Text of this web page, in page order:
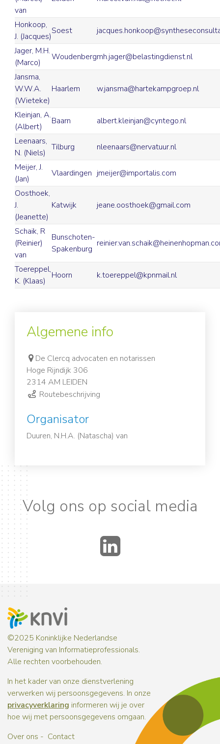
van
Honkoop,
J. (Jacques)
Soest
Jager, M.H.
(Marco)
Woudenbergmh.jager@belastingdienst.nl
Jansma,
W.W.A.
(Wieteke)
Haarlem w.jansma@hartekampgroep.nl
Kleinjan, A.
(Albert)
Baarn
albert.kleinjan@cyntego.nl
Leenaars,
N. (Niels)
Tilburg
nleenaars@nervatuur.nl
Meijer, J.
(Jan)
Vlaardingen jmeijer@importalis.com
Oosthoek,
J.
(Jeanette)
Katwijk jeane.oosthoek@gmail.com
Schaik, R
(Reinier)
van
Bunschoten-
Spakenburg
Toereppel,
K. (Klaas)
Hoorn k.toereppel@kpnmail.nl
Algemene info
De Clercq advocaten en notarissen
Hoge Rijndijk 306
2314 AM LEIDEN
Routebeschrijving
Organisator
Duuren, N.H.A. (Natascha) van
Volg ons op social media
©2025 Koninklijke Nederlandse
Vereniging van Informatieprofessionals.
Alle rechten voorbehouden.
In het kader van onze dienstverlening
verwerken wij persoonsgegevens. In onze
privacyverklaring informeren wij je over
hoe wij met persoonsgegevens omgaan.
Over ons
Contact